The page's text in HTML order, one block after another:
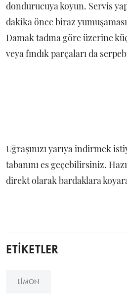
dondurucuya koyun. Servis
dakika önce biraz yumuşaması
Damak tadına göre üzerine
veya fındık parçaları da
Uğraşınızı yarıya indirmek
tabanını es geçebilirsiniz.
direkt olarak bardaklara
ETİKETLER
LIMON